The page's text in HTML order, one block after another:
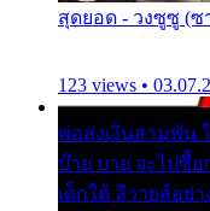
สุดยอด - วงซูซู (ซ
123 views •
พ่อส่งเงินสามพัน
บ๊าย บาย จะไปซื้อ
เด็กใต้ ลีวายส์อย่